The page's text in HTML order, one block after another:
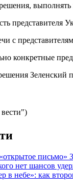
выполнять
представителя
с
конкретные